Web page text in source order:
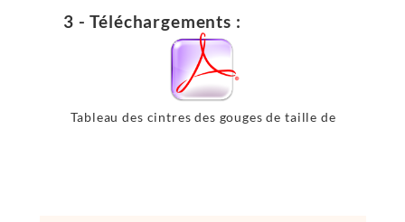
3 - Téléchargements :
Tableau des cintres des gouges de taille de